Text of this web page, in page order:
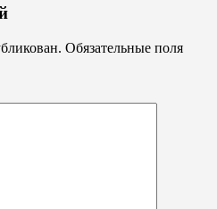
Обязательные поля